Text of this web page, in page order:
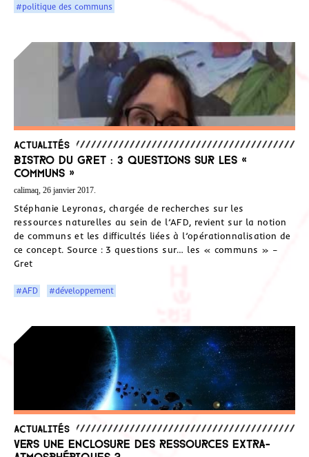
#politique des communs
Actualités
Bistro du GRET : 3 questions sur les «
communs »
calimaq, 26 janvier 2017.
Stéphanie Leyronas, chargée de recherches sur les
ressources naturelles au sein de l’AFD, revient sur la notion
de communs et les difficultés liées à l’opérationnalisation de
ce concept. Source : 3 questions sur… les « communs » –
Gret
#AFD #développement
Actualités
Vers une enclosure des ressources extra-